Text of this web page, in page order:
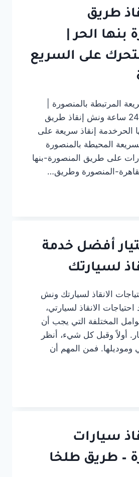
طريق
بنها الحر |
على السريع
المرتبطة بالمنصورة |
وونش متحرك 24 ساعة ونش إنقاذ طريق
الحرخدمة إنقاذ سريعة على
المحيطة بالمنصورة
على طريق المنصورة-بنها
المنصورة وطريق…
أفضل خدمة
لسيارتك
الانقاذ لسيارتك ونش
احتياجات الانقاذ لسيارتي،
المختلفة التي يجب أن
أولاً وقبل كل شيء، أنظر
وموديلها. فمن المهم أن
سيارات
– طريق طلخا